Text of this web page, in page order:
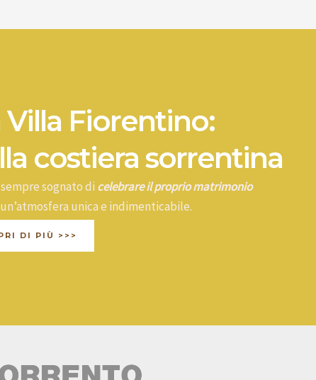
Fiorentino:
costiera sorrentina
sognato di celebrare il proprio matrimonio
unica e indimenticabile.
DI PIÙ >>>